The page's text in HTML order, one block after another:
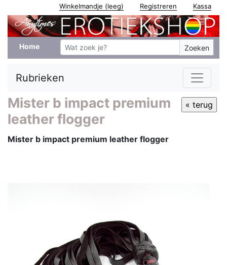
Winkelmandje (leeg) Registreren Kassa
Home Zoeken
Rubrieken
Mister b impact premium
leather flogger
Mister b impact premium leather flogger